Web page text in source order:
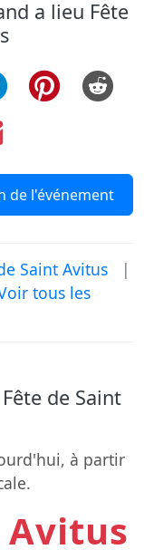
a lieu Fête
de l'événement
Saint Avitus
|
tous les
de Saint
à partir
Avitus